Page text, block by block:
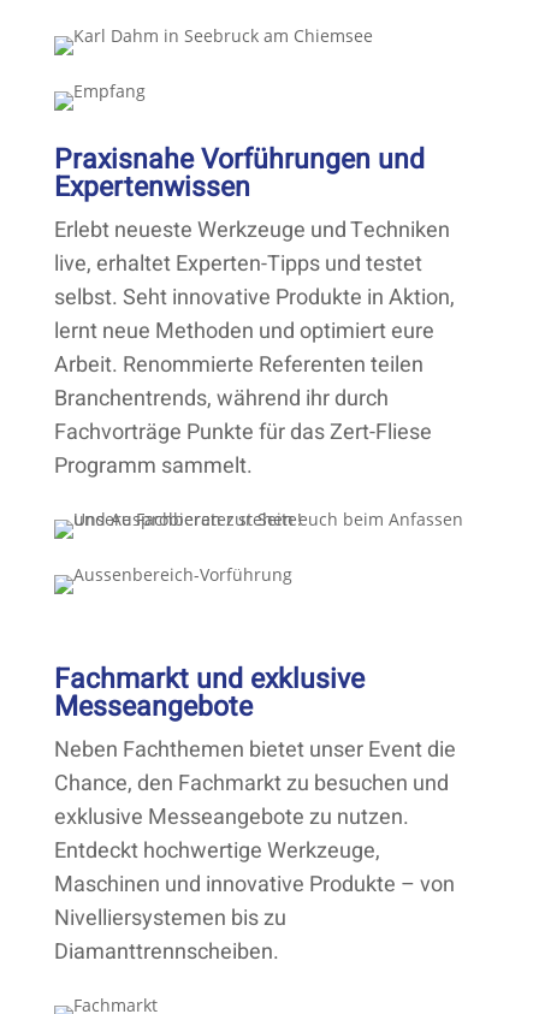
Praxisnahe Vorführungen und
Expertenwissen
Erlebt neueste Werkzeuge und Techniken
live, erhaltet Experten-Tipps und testet
selbst. Seht innovative Produkte in Aktion,
lernt neue Methoden und optimiert eure
Arbeit. Renommierte Referenten teilen
Branchentrends, während ihr durch
Fachvorträge Punkte für das Zert-Fliese
Programm sammelt.
Fachmarkt und exklusive
Messeangebote
Neben Fachthemen bietet unser Event die
Chance, den Fachmarkt zu besuchen und
exklusive Messeangebote zu nutzen.
Entdeckt hochwertige Werkzeuge,
Maschinen und innovative Produkte – von
Nivelliersystemen bis zu
Diamanttrennscheiben.